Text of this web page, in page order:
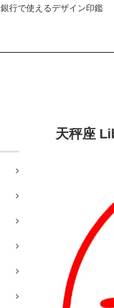
銀行で使えるデザイン印鑑
天秤座